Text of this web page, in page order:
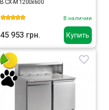
Купить
В СХ-М 1200х600
В наличии
45 953 грн.